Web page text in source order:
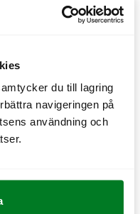
du till lagring
navigeringen på
användning och
att förstärka känslan
barnkoncept, Mini
förpackningsdesign